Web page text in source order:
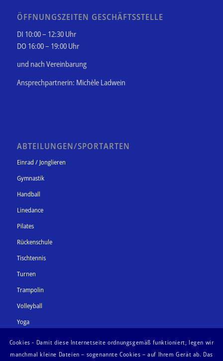
ÖFFNUNGSZEITEN GESCHÄFTSSTELLE
DI 10:00 – 12:30 Uhr
DO 16:00 – 19:00 Uhr
und nach Vereinbarung
Ansprechpartnerin: Michèle Ladwein
ABTEILUNGEN/SPORTARTEN
Einrad / Jonglieren
Gymnastik
Handball
Linedance
Pilates
Rückenschule
Tischtennis
Turnen
Trampolin
Volleyball
Yoga
Cookies - Damit diese Internetseite ordnungsgemäß funktioniert, legen wir
manchmal kleine Dateien – sogenannte Cookies – auf Ihrem Gerät ab. Das